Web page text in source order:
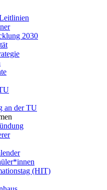
2030
an der TU
(HIT)